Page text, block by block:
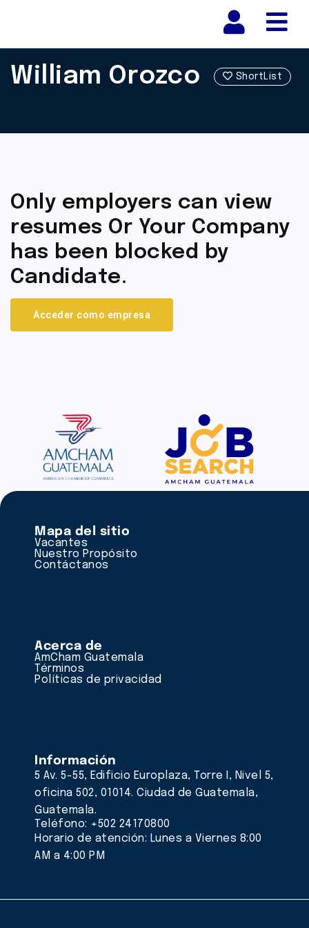
William Orozco ShortList
Only employers can view
resumes Or Your Company
has been blocked by
Candidate.
Acceder como empresa
Mapa del sitio
Vacantes
Nuestro Propósito
Contáctanos
Acerca de
AmCham Guatemala
Términos
Políticas de privacidad
Información
5 Av. 5-55, Edificio Europlaza, Torre I, Nivel 5,
oficina 502, 01014. Ciudad de Guatemala,
Guatemala.
Teléfono: +502 24170800
Horario de atención: Lunes a Viernes 8:00
AM a 4:00 PM